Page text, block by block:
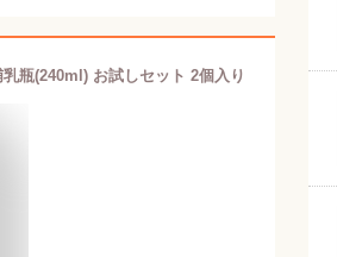
瓶(240ml) お試しセット 2個入り